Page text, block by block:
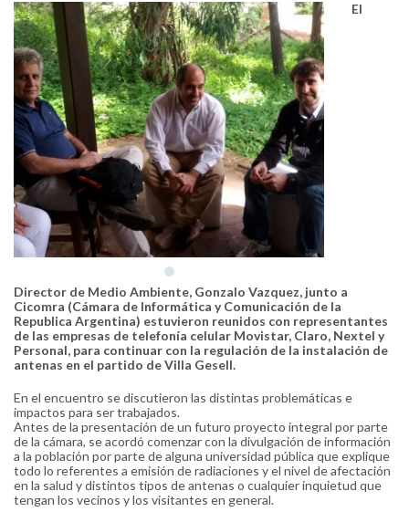
El
Director de Medio Ambiente, Gonzalo Vazquez, junto a
Cicomra (Cámara de Informática y Comunicación de la
Republica Argentina) estuvieron reunidos con representantes
de las empresas de telefonía celular Movistar, Claro, Nextel y
Personal, para continuar con la regulación de la instalación de
antenas en el partido de Villa Gesell.
En el encuentro se discutieron las distintas problemáticas e
impactos para ser trabajados.
Antes de la presentación de un futuro proyecto integral por parte
de la cámara, se acordó comenzar con la divulgación de información
a la población por parte de alguna universidad pública que explique
todo lo referentes a emisión de radiaciones y el nivel de afectación
en la salud y distintos tipos de antenas o cualquier inquietud que
tengan los vecinos y los visitantes en general.